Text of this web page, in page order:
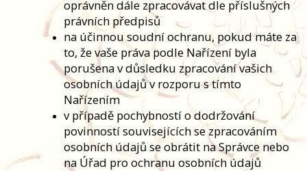
oprávněn dále zpracovávat dle příslušných
právních předpisů
na účinnou soudní ochranu, pokud máte za
to, že vaše práva podle Nařízení byla
porušena v důsledku zpracování vašich
osobních údajů v rozporu s tímto
Nařízením
v případě pochybností o dodržování
povinností souvisejících se zpracováním
osobních údajů se obrátit na Správce nebo
na Úřad pro ochranu osobních údajů